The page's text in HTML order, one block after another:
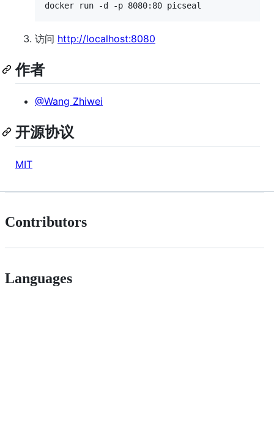
docker run -d -p 8080:80 picseal
访问 http://localhost:8080
作者
@Wang Zhiwei
开源协议
MIT
Contributors
Languages